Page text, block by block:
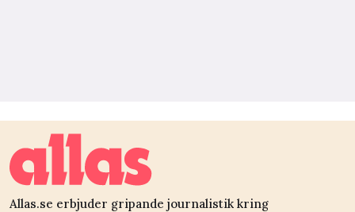
Allas.se erbjuder gripande journalistik kring